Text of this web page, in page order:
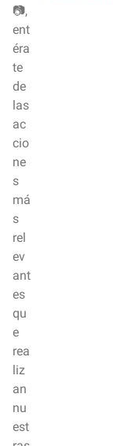
📷,
ent
éra
te
de
las
ac
cio
ne
s
má
s
rel
ev
ant
es
qu
e
rea
liz
an
nu
est